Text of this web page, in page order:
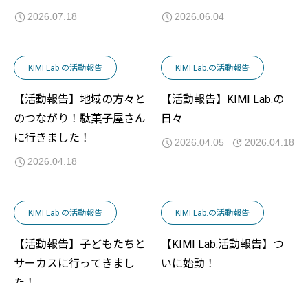
2026.07.18 2026.06.04
KIMI Lab.の活動報告
【活動報告】地域の方々と
のつながり！駄菓子屋さん
に行きました！
2026.04.18
KIMI Lab.の活動報告
【活動報告】KIMI Lab.の
日々
2026.04.05 2026.04.18
KIMI Lab.の活動報告
【活動報告】子どもたちと
サーカスに行ってきまし
KIMI Lab.の活動報告
【KIMI Lab.活動報告】つ
いに始動！